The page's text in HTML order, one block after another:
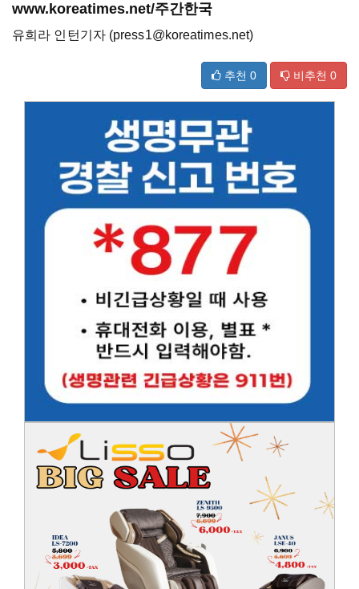
www.koreatimes.net/주간한국
유희라 인턴기자 (press1@koreatimes.net)
추천 0 비추천 0